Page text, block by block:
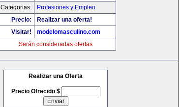
Categorias:
Profesiones y Empleo
Precio:
Realizar una oferta!
Visitar!
modelomasculino.com
Serán consideradas ofertas
Realizar una Oferta
Precio Ofrecido $